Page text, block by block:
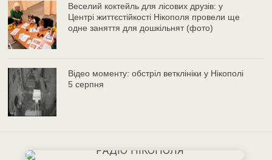
Веселий коктейль для лісових друзів: у
Центрі життєстійкості Нікополя провели ще
одне заняття для дошкільнят (фото)
Відео моменту: обстріл ветклініки у Нікополі
5 серпня